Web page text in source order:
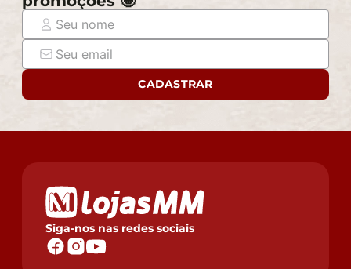
CADASTRAR
Siga-nos nas redes sociais